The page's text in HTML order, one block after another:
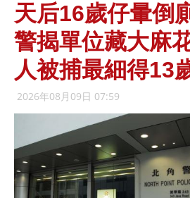
天后16歲仔暈倒
警揭單位藏大麻
人被捕最細得13
2026年08月09日 07:59